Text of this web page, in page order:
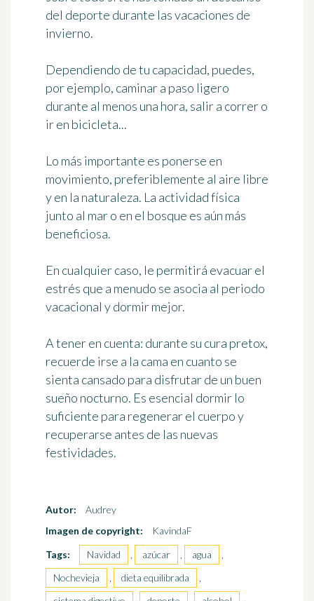
del deporte durante las vacaciones de
invierno.
Dependiendo de tu capacidad, puedes,
por ejemplo, caminar a paso ligero
durante al menos una hora, salir a correr o
ir en bicicleta...
Lo más importante es ponerse en
movimiento, preferiblemente al aire libre
y en la naturaleza. La actividad física
junto al mar o en el bosque es aún más
beneficiosa.
En cualquier caso, le permitirá evacuar el
estrés que a menudo se asocia al periodo
vacacional y dormir mejor.
A tener en cuenta: durante su cura pretox,
recuerde irse a la cama en cuanto se
sienta cansado para disfrutar de un buen
sueño nocturno. Es esencial dormir lo
suficiente para regenerar el cuerpo y
recuperarse antes de las nuevas
festividades.
Autor:
Audrey
Imagen de copyright:
KavindaF
Tags:
Navidad , azúcar , agua
,
Nochevieja
, dieta equilibrada
,